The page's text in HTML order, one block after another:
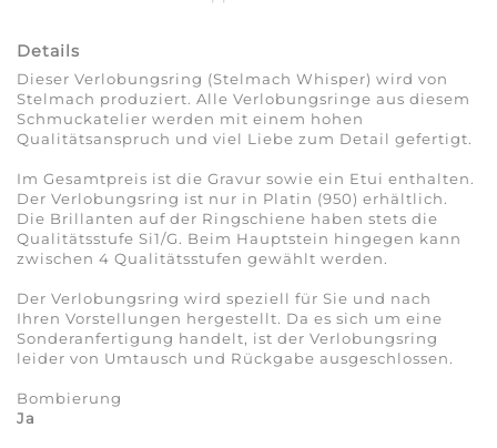
Details
Dieser Verlobungsring (Stelmach Whisper) wird von
Stelmach produziert. Alle Verlobungsringe aus diesem
Schmuckatelier werden mit einem hohen
Qualitätsanspruch und viel Liebe zum Detail gefertigt.
Im Gesamtpreis ist die Gravur sowie ein Etui enthalten.
Der Verlobungsring ist nur in Platin (950) erhältlich.
Die Brillanten auf der Ringschiene haben stets die
Qualitätsstufe Si1/G. Beim Hauptstein hingegen kann
zwischen 4 Qualitätsstufen gewählt werden.
Der Verlobungsring wird speziell für Sie und nach
Ihren Vorstellungen hergestellt. Da es sich um eine
Sonderanfertigung handelt, ist der Verlobungsring
leider von Umtausch und Rückgabe ausgeschlossen.
Bombierung
Ja